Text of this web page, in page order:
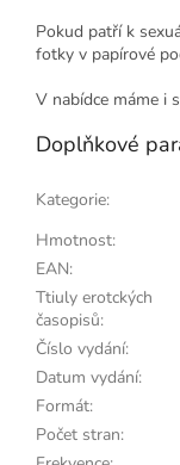
Pokud patří k
fotky v papírové
V nabídce máme i
Doplňkové
Kategorie:
Hmotnost:
EAN:
Ttiuly erotckých
časopisů:
Číslo vydání:
Datum vydání:
Formát:
Počet stran: